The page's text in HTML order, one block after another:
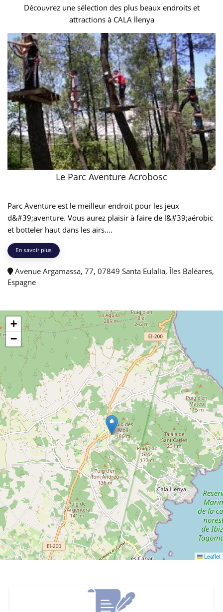
Découvrez une sélection des plus beaux endroits et
attractions à CALA llenya
Le Parc Aventure Acrobosc
Parc Aventure est le meilleur endroit pour les jeux
d&#39;aventure. Vous aurez plaisir à faire de l&#39;aérobic
et botteler haut dans les airs....
En savoir plus
Avenue Argamassa, 77, 07849 Santa Eulalia, Îles Baléares,
Espagne
+
−
Leaflet